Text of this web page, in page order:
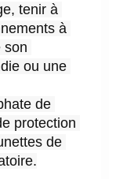
tenir à
à
son
ou une
de
protection
de